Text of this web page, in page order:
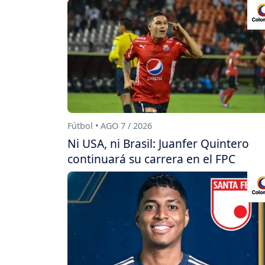
Fútbol • AGO 7 / 2026
Ni USA, ni Brasil: Juanfer Quintero
continuará su carrera en el FPC